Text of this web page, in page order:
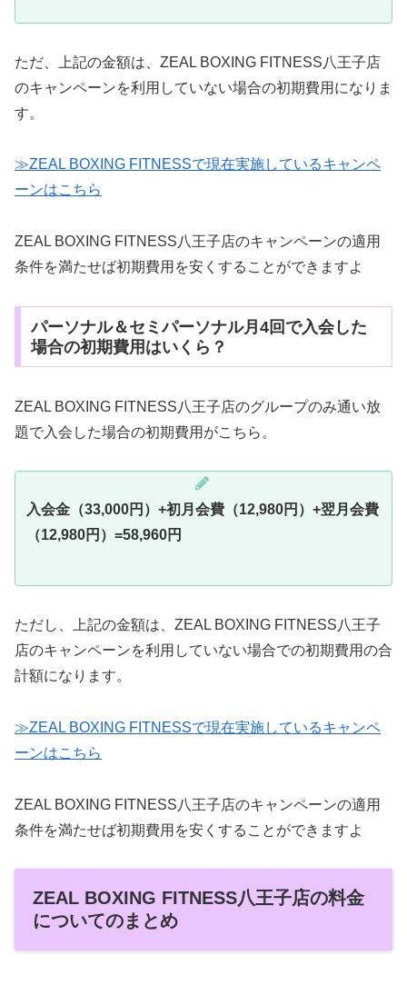
ただ、上記の金額は、ZEAL BOXING FITNESS八王子店
のキャンペーンを利用していない場合の初期費用になりま
す。
≫ZEAL BOXING FITNESSで現在実施しているキャンペ
ーンはこちら
ZEAL BOXING FITNESS八王子店のキャンペーンの適用
条件を満たせば初期費用を安くすることができますよ
パーソナル＆セミパーソナル月4回で入会した
場合の初期費用はいくら？
ZEAL BOXING FITNESS八王子店のグループのみ通い放
題で入会した場合の初期費用がこちら。
入会金（33,000円）+初月会費（12,980円）+翌月会費
（12,980円 ）=58,960円
ただし、上記の金額は、ZEAL BOXING FITNESS八王子
店のキャンペーンを利用していない場合での初期費用の合
計額になります。
≫ZEAL BOXING FITNESSで現在実施しているキャンペ
ーンはこちら
ZEAL BOXING FITNESS八王子店のキャンペーンの適用
条件を満たせば初期費用を安くすることができますよ
ZEAL BOXING FITNESS八王子店の料金
についてのまとめ